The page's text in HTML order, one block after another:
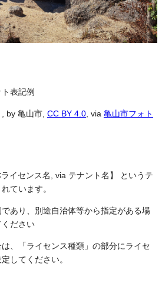
, by 亀山市,CC BY 4.0, via亀山市フォト
表記例
, by 亀山市, CC BY 4.0 , via 亀山市フォト
イセンス名, via テナント名】 というテ
ています。
あり、別途自治体等から指定がある場
ださい
、「ライセンス種類」の部分にライセ
してください。